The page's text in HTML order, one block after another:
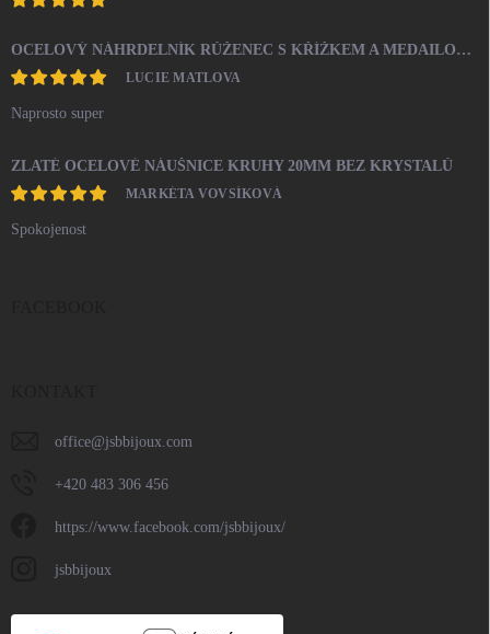
OCELOVÝ NÁHRDELNÍK RŮŽENEC S KŘÍŽKEM A MEDAILONEM
LUCIE MATLOVA
Naprosto super
ZLATÉ OCELOVÉ NÁUŠNICE KRUHY 20MM BEZ KRYSTALŮ
MARKÉTA VOVSÍKOVÁ
Spokojenost
office@jsbbijoux.com
+420 483 306 456
https://www.facebook.com/jsbbijoux/
jsbbijoux